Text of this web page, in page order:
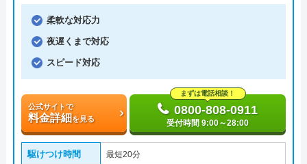
柔軟な対応力
夜遅くまで対応
スピード対応
公式サイトで
料金詳細を見る
まずは電話相談！
0800-808-0911
受付時間 9:00～28:00
駆けつけ時間 最短20分